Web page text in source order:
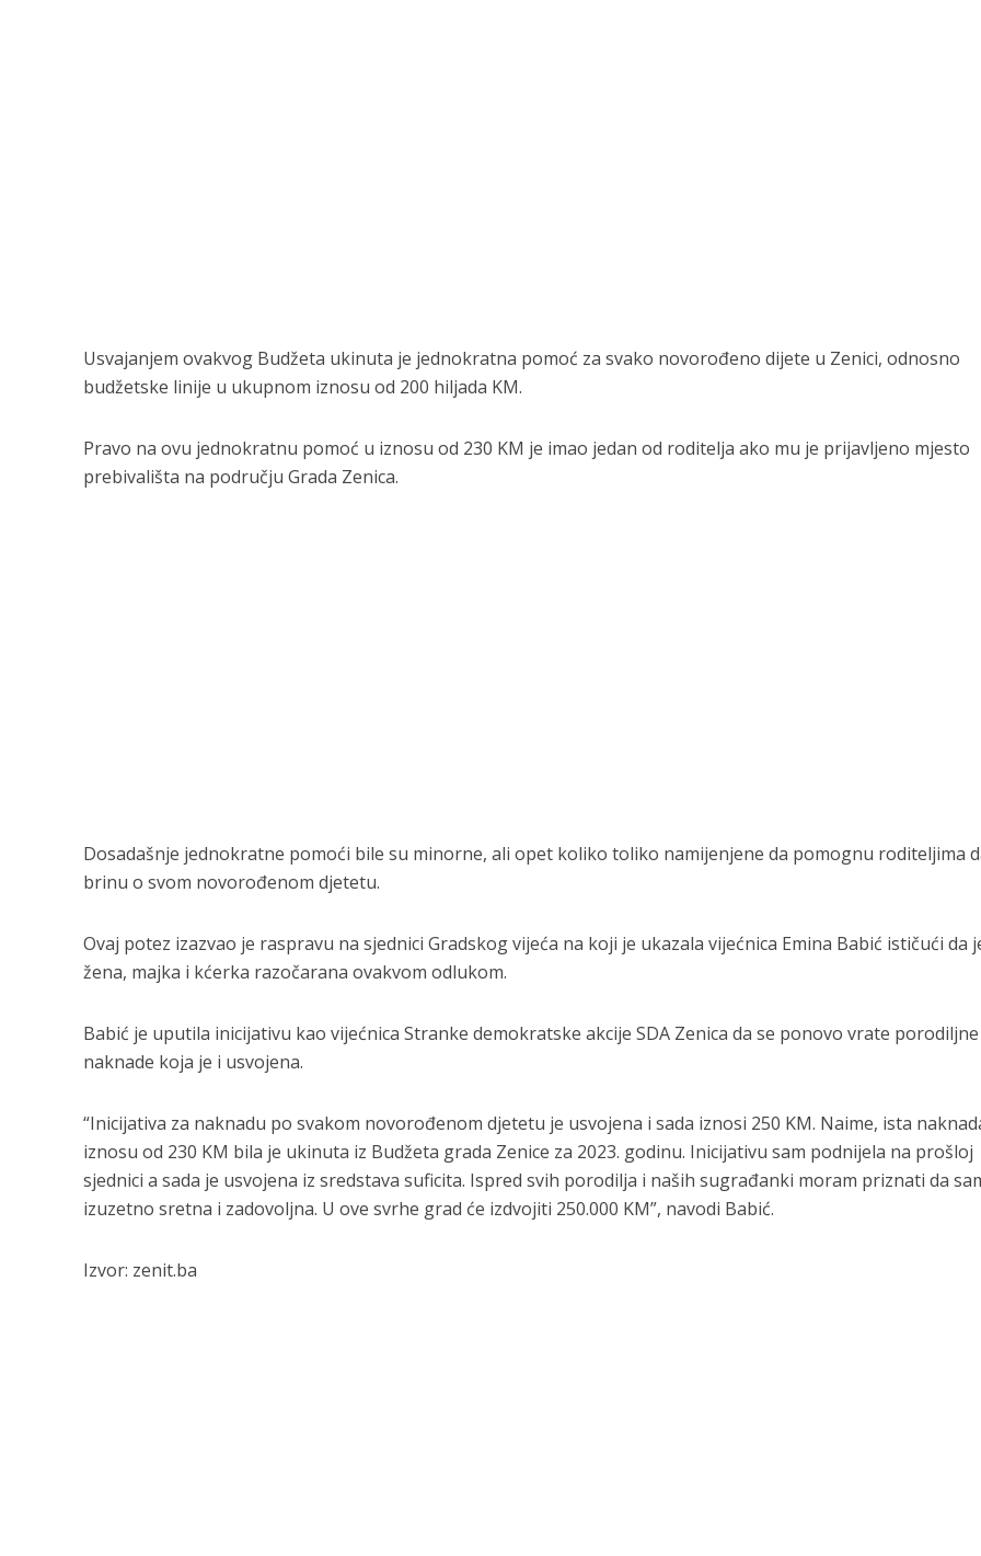
Usvajanjem ovakvog Budžeta ukinuta je jednokratna pomoć za svako novorođeno dijete u Zenici, odnosno
budžetske linije u ukupnom iznosu od 200 hiljada KM.
Pravo na ovu jednokratnu pomoć u iznosu od 230 KM je imao jedan od roditelja ako mu je prijavljeno mjesto
prebivališta na području Grada Zenica.
Dosadašnje jednokratne pomoći bile su minorne, ali opet koliko toliko namijenjene da pomognu roditeljima
brinu o svom novorođenom djetetu.
Ovaj potez izazvao je raspravu na sjednici Gradskog vijeća na koji je ukazala vijećnica Emina Babić ističući da
žena, majka i kćerka razočarana ovakvom odlukom.
Babić je uputila inicijativu kao vijećnica Stranke demokratske akcije SDA Zenica da se ponovo vrate porodiljne
naknade koja je i usvojena.
“Inicijativa za naknadu po svakom novorođenom djetetu je usvojena i sada iznosi 250 KM. Naime, ista
iznosu od 230 KM bila je ukinuta iz Budžeta grada Zenice za 2023. godinu. Inicijativu sam podnijela na prošloj
sjednici a sada je usvojena iz sredstava suficita. Ispred svih porodilja i naših sugrađanki moram priznati da
izuzetno sretna i zadovoljna. U ove svrhe grad će izdvojiti 250.000 KM”, navodi Babić.
Izvor: zenit.ba